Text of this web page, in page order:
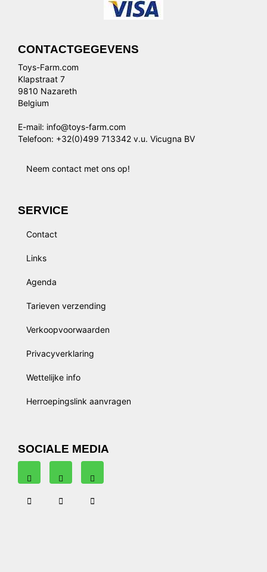
CONTACTGEGEVENS
Toys-Farm.com
Klapstraat 7
9810 Nazareth
Belgium
E-mail: info@toys-farm.com
Telefoon: +32(0)499 713342 v.u. Vicugna BV
Neem contact met ons op!
SERVICE
Contact
Links
Agenda
Tarieven verzending
Verkoopvoorwaarden
Privacyverklaring
Wettelijke info
Herroepingslink aanvragen
SOCIALE MEDIA